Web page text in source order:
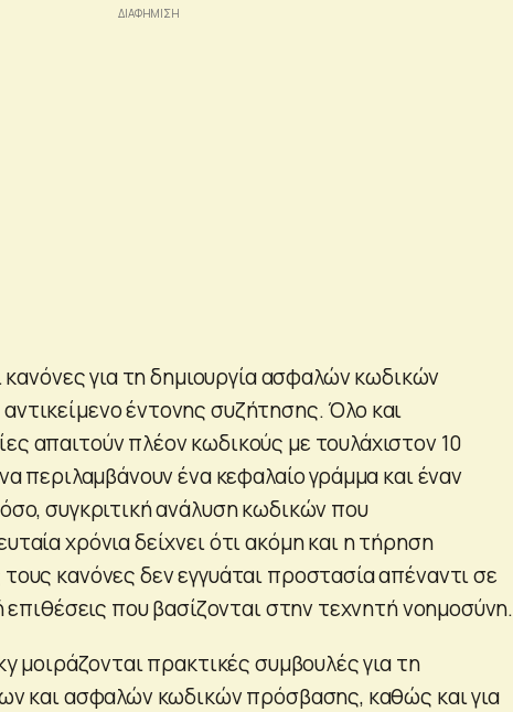
κανόνες για τη δημιουργία ασφαλών κωδικών
έντονης συζήτησης. Όλο και
απαιτούν πλέον κωδικούς με τουλάχιστον 10
περιλαμβάνουν ένα κεφαλαίο γράμμα και έναν
συγκριτική ανάλυση κωδικών που
χρόνια δείχνει ότι ακόμη και η τήρηση
κανόνες δεν εγγυάται προστασία απέναντι σε
που βασίζονται στην τεχνητή νοημοσύνη.
μοιράζονται πρακτικές συμβουλές για τη
και ασφαλών κωδικών πρόσβασης, καθώς και για